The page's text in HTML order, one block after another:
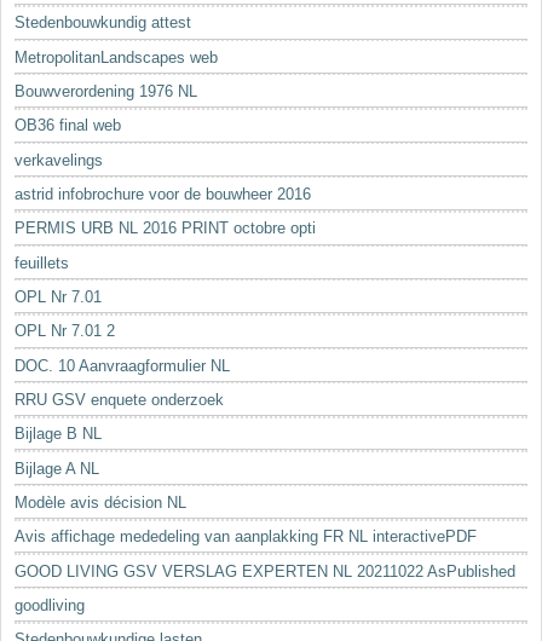
Stedenbouwkundig attest
MetropolitanLandscapes web
Bouwverordening 1976 NL
OB36 final web
verkavelings
astrid infobrochure voor de bouwheer 2016
PERMIS URB NL 2016 PRINT octobre opti
feuillets
OPL Nr 7.01
OPL Nr 7.01 2
DOC. 10 Aanvraagformulier NL
RRU GSV enquete onderzoek
Bijlage B NL
Bijlage A NL
Modèle avis décision NL
Avis affichage mededeling van aanplakking FR NL interactivePDF
GOOD LIVING GSV VERSLAG EXPERTEN NL 20211022 AsPublished
goodliving